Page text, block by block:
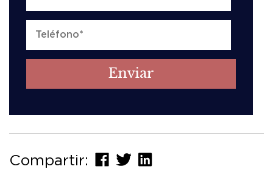
Compartir: